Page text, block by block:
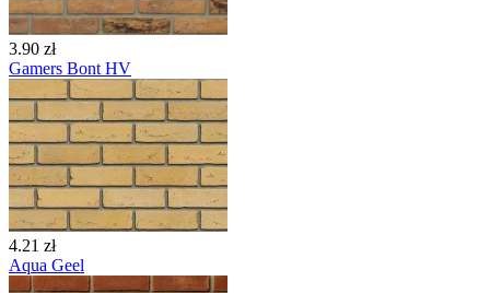
3.90 zł
Gamers Bont HV
4.21 zł
Aqua Geel